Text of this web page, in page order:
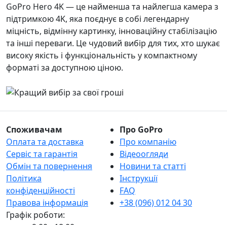
GoPro Hero 4K — це найменша та найлегша камера з
підтримкою 4K, яка поєднує в собі легендарну
міцність, відмінну картинку, інноваційну стабілізацію
та інші переваги. Це чудовий вибір для тих, хто шукає
високу якість і функціональність у компактному
форматі за доступною ціною.
Споживачам
Оплата та доставка
Сервіс та гарантія
Обмін та повернення
Політика
конфіденційності
Правова інформація
Графік роботи:
Про GoPro
Про компанію
Відеоогляди
Новини та статті
Інструкції
FAQ
+38 (096) 012 04 30